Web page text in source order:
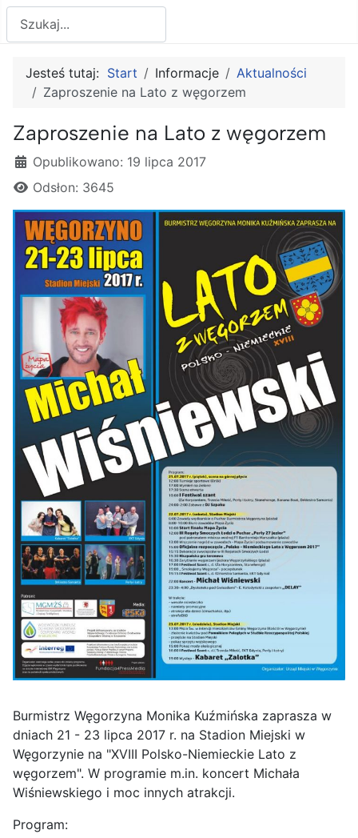
Jesteś tutaj: Start Informacje
Aktualności
Zaproszenie na Lato z węgorzem
Zaproszenie na Lato z węgorzem
Szczegóły
Opublikowano: 19 lipca 2017
Odsłon: 3645
Burmistrz Węgorzyna Monika Kuźmińska zaprasza w
dniach 21 - 23 lipca 2017 r. na Stadion Miejski w
Węgorzynie na "XVIII Polsko-Niemieckie Lato z
węgorzem". W programie m.in. koncert Michała
Wiśniewskiego i moc innych atrakcji.
Program: